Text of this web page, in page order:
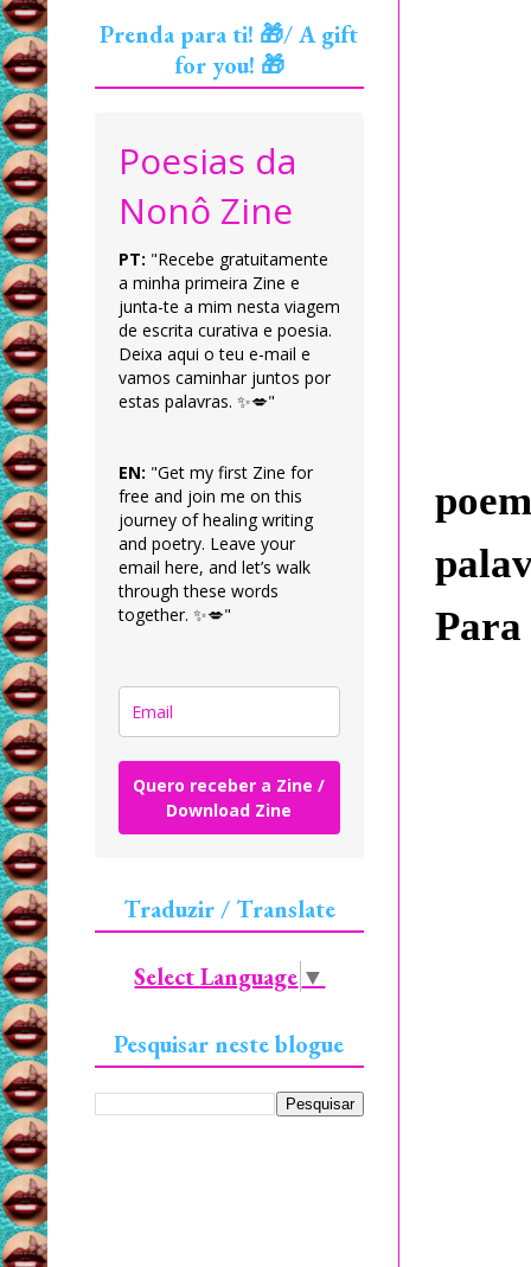
Para
Prenda para ti! 🎁/ A gift
for you! 🎁
Poesias da
Nonô Zine
PT: "Recebe gratuitamente
a minha primeira Zine e
junta-te a mim nesta viagem
de escrita curativa e poesia.
Deixa aqui o teu e-mail e
vamos caminhar juntos por
estas palavras. ✨💋"
EN: "Get my first Zine for
free and join me on this
journey of healing writing
and poetry. Leave your
email here, and let’s walk
through these words
together. ✨💋"
Quero receber a Zine /
Download Zine
Traduzir / Translate
Select Language ▼
Pesquisar neste blogue